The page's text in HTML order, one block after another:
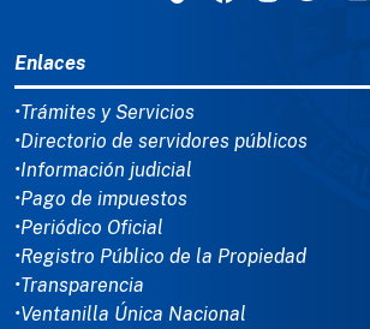
Enlaces
•Trámites y Servicios
•Directorio de servidores públicos
•Información judicial
•Pago de impuestos
•Periódico Oficial
•Registro Público de la Propiedad
•Transparencia
•Ventanilla Única Nacional